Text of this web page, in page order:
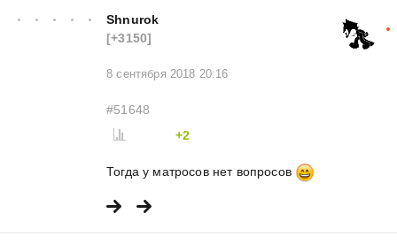
Shnurok
[+3150]
8 сентября 2018 20:16
#51648
+2
Тогда у матросов нет вопросов